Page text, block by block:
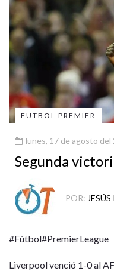
FUTBOL PREMIER
lunes, 17 de agosto del
Segunda
POR:
#Fútbol#PremierLeague
Liverpool venció 1-0 al